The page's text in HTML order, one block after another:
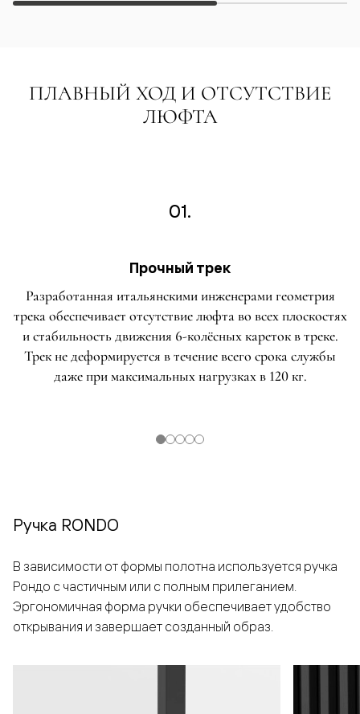
ПЛАВНЫЙ ХОД И ОТСУТСТВИЕ
ЛЮФТА
01.
Прочный трек
Разработанная итальянскими инженерами геометрия
трека обеспечивает отсутствие люфта во всех плоскостях
и стабильность движения 6-колёсных кареток в треке.
Трек не деформируется в течение всего срока службы
даже при максимальных нагрузках в 120 кг.
Ручка RONDO
В зависимости от формы полотна используется ручка
Рондо с частичным или с полным прилеганием.
Эргономичная форма ручки обеспечивает удобство
открывания и завершает созданный образ.